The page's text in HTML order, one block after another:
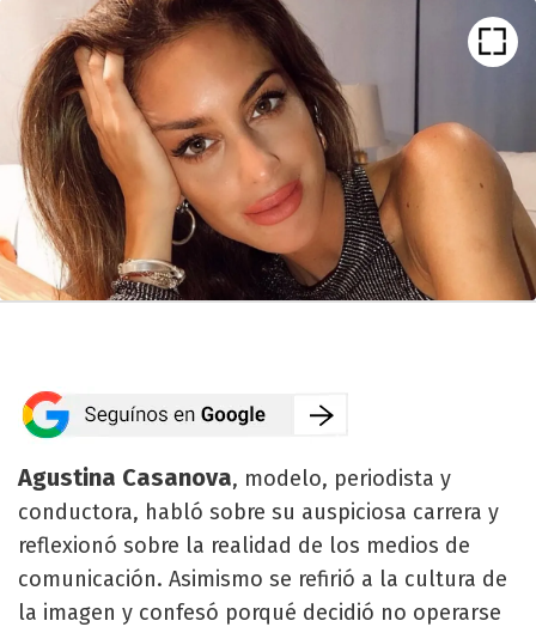
Agustina Casanova, modelo, periodista y
conductora, habló sobre su auspiciosa carrera y
reflexionó sobre la realidad de los medios de
comunicación. Asimismo se refirió a la cultura de
la imagen y confesó porqué decidió no operarse